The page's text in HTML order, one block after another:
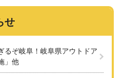
せ
るぞ岐阜！岐阜県アウトドア
」他